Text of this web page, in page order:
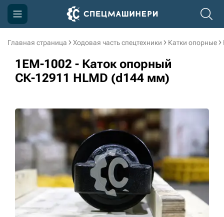
Главная страница Ходовая часть спецтехники Катки опорные
1EM-1002 - Каток опорный
СК-12911 HLMD (d144 мм)
Компания
Акции
Информация
Контакты
3D тур по производству
3D тур по складам
sksale@skdst.ru